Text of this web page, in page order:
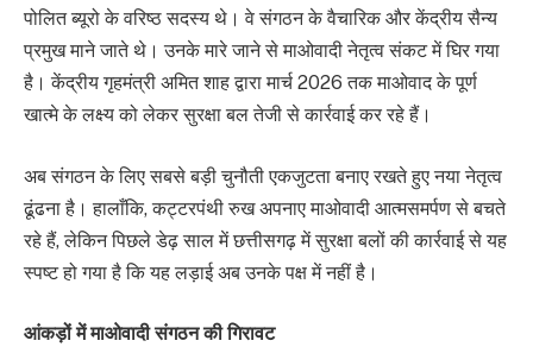
पोलित ब्यूरो के वरिष्ठ सदस्य थे। वे संगठन के वैचारिक और केंद्रीय सैन्य
प्रमुख माने जाते थे। उनके मारे जाने से माओवादी नेतृत्व संकट में घिर गया
है। केंद्रीय गृहमंत्री अमित शाह द्वारा मार्च 2026 तक माओवाद के पूर्ण
खात्मे के लक्ष्य को लेकर सुरक्षा बल तेजी से कार्रवाई कर रहे हैं।
अब संगठन के लिए सबसे बड़ी चुनौती एकजुटता बनाए रखते हुए नया नेतृत्व
ढूंढना है। हालाँकि, कट्टरपंथी रुख अपनाए माओवादी आत्मसमर्पण से बचते
रहे हैं, लेकिन पिछले डेढ़ साल में छत्तीसगढ़ में सुरक्षा बलों की कार्रवाई से यह
स्पष्ट हो गया है कि यह लड़ाई अब उनके पक्ष में नहीं है।
आंकड़ों में माओवादी संगठन की गिरावट